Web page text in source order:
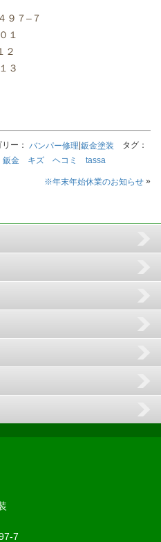
９７– ７
１
２
３
ー： バンパー修理 鈑金塗装 タグ：
鈑金 キズ ヘコミ tassa
※年末年始休業のお知らせ »
7